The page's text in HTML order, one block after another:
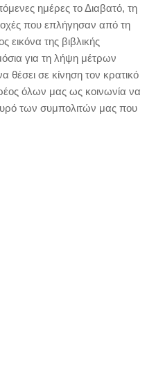
ημέρες το Διαβατό, τη
που επλήγησαν από τη
εικόνα της βιβλικής
για τη λήψη μέτρων
σε κίνηση τον κρατικό
όλων μας ως κοινωνία να
των συμπολιτών μας που